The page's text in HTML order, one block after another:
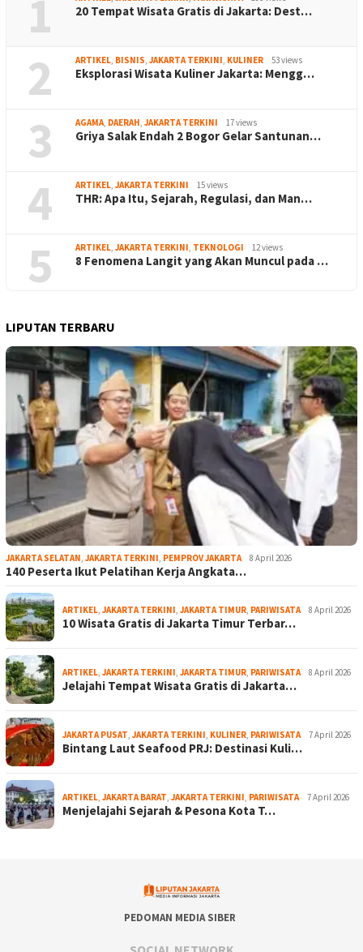
1 20 Tempat Wisata Gratis di Jakarta: Dest…
2 ARTIKEL, BISNIS, JAKARTA TERKINI, KULINER 53 views
Eksplorasi Wisata Kuliner Jakarta: Mengg…
3 AGAMA, DAERAH, JAKARTA TERKINI 17 views
Griya Salak Endah 2 Bogor Gelar Santunan…
4 ARTIKEL, JAKARTA TERKINI 15 views
THR: Apa Itu, Sejarah, Regulasi, dan Man…
5 ARTIKEL, JAKARTA TERKINI, TEKNOLOGI 12 views
8 Fenomena Langit yang Akan Muncul pada …
LIPUTAN TERBARU
JAKARTA SELATAN, JAKARTA TERKINI, PEMPROV JAKARTA 8 April 2026
140 Peserta Ikut Pelatihan Kerja Angkata…
ARTIKEL, JAKARTA TERKINI, JAKARTA TIMUR, PARIWISATA 8 April 2026
10 Wisata Gratis di Jakarta Timur Terbar…
ARTIKEL, JAKARTA TERKINI, JAKARTA TIMUR, PARIWISATA 8 April 2026
Jelajahi Tempat Wisata Gratis di Jakarta…
JAKARTA PUSAT, JAKARTA TERKINI, KULINER, PARIWISATA 7 April 2026
Bintang Laut Seafood PRJ: Destinasi Kuli…
ARTIKEL, JAKARTA BARAT, JAKARTA TERKINI, PARIWISATA 7 April 2026
Menjelajahi Sejarah & Pesona Kota T…
PEDOMAN MEDIA SIBER